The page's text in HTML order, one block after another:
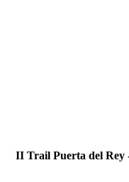
II Trail Puerta del Rey